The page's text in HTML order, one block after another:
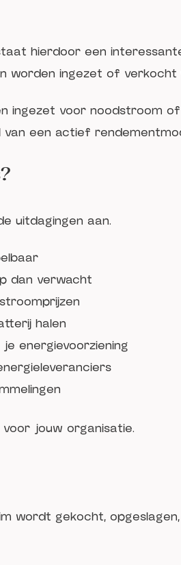
hierdoor een
worden ingezet of
ingezet voor noodstroom
een actief
uitdagingen aan.
dan verwacht
halen
energievoorziening
jouw organisatie.
wordt gekocht,